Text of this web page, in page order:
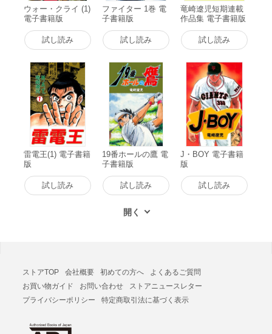
ウォー・クライ (1)
電子書籍版
試し読み
ファイター 1巻 電
子書籍版
試し読み
竜崎遼児短期連載
作品集 電子書籍版
試し読み
雷電王(1) 電子書籍
版
試し読み
19番ホールの鷹 電
子書籍版
試し読み
J・BOY 電子書籍
版
試し読み
ストアTOP 会社概要 初めての方へ
よくあるご質問
お買い物ガイド
お問い合わせ
ストアニュースレター
プライバシーポリシー
特定商取引法に基づく表示